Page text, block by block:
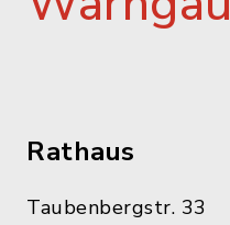
Rathaus
Taubenbergstr. 33